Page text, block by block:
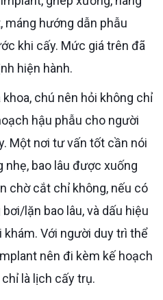
máng hướng dẫn phẫu
khi cấy. Mức giá trên đã
hiện hành.
hậu phẫu cho người
Một nơi tư vấn tốt cần nói
nhẹ, bao lâu được xuống
chờ cắt chỉ không, nếu có
lặn bao lâu, và dấu hiệu
Với người duy trì thể
nên đi kèm kế hoạch
là lịch cấy trụ.